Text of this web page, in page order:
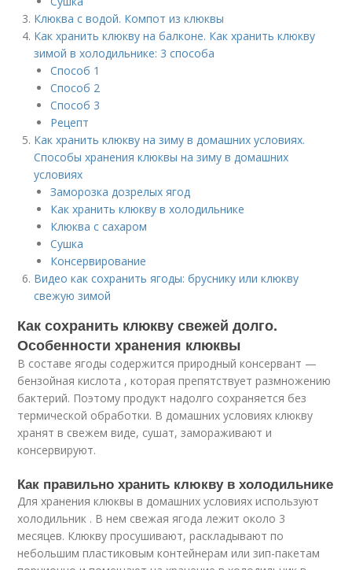
Клюква с водой. Компот из клюквы
Как хранить клюкву на балконе. Как хранить клюкву
зимой в холодильнике: 3 способа
Способ 1
Способ 2
Способ 3
Рецепт
Как хранить клюкву на зиму в домашних условиях.
Способы хранения клюквы на зиму в домашних
условиях
Заморозка дозрелых ягод
Как хранить клюкву в холодильнике
Клюква с сахаром
Сушка
Консервирование
Видео как сохранить ягоды: бруснику или клюкву
свежую зимой
Как сохранить клюкву свежей долго.
Особенности хранения клюквы
В составе ягоды содержится природный консервант —
бензойная кислота , которая препятствует размножению
бактерий. Поэтому продукт надолго сохраняется без
термической обработки. В домашних условиях клюкву
хранят в свежем виде, сушат, замораживают и
консервируют.
Как правильно хранить клюкву в холодильнике
Для хранения клюквы в домашних условиях используют
холодильник . В нем свежая ягода лежит около 3
месяцев. Клюкву просушивают, раскладывают по
небольшим пластиковым контейнерам или зип-пакетам